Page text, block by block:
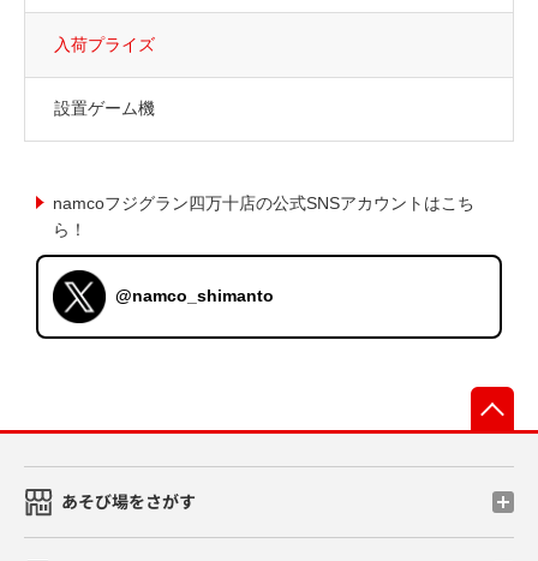
入荷プライズ
設置ゲーム機
namcoフジグラン四万十店の公式SNSアカウントはこち
ら！
@namco_shimanto
あそび場をさがす